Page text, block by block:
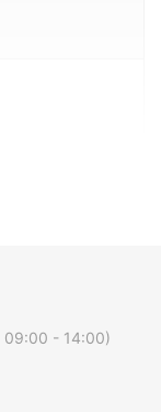
09:00 - 14:00)